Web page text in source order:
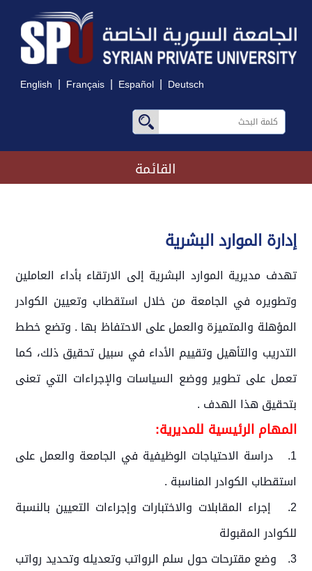
English | Français | Español | Deutsch
القائمة
إدارة الموارد البشرية
تهدف مديرية الموارد البشرية إلى الارتقاء بأداء العاملين
وتطويره في الجامعة من خلال استقطاب وتعيين الكوادر
المؤهلة والمتميزة والعمل على الاحتفاظ بها . وتضع خطط
التدريب والتأهيل وتقييم الأداء في سبيل تحقيق ذلك، كما
تعمل على تطوير ووضع السياسات والإجراءات التي تعنى
بتحقيق هذا الهدف .
المهام الرئيسية للمديرية:
1. دراسة الاحتياجات الوظيفية في الجامعة والعمل على
استقطاب الكوادر المناسبة .
2. إجراء المقابلات والاختبارات وإجراءات التعيين بالنسبة
للكوادر المقبولة
3. وضع مقترحات حول سلم الرواتب وتعديله وتحديد رواتب